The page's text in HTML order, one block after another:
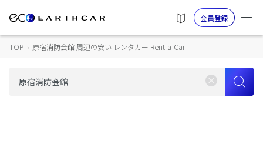
会員登録
TOP › 原宿消防会館 周辺の安い レンタカー Rent-a-Car